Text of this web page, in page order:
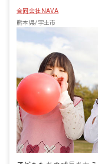
合同会社NAVA
熊本県/宇土市